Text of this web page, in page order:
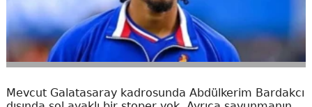
Mevcut Galatasaray kadrosunda Abdülkerim Bardakcı